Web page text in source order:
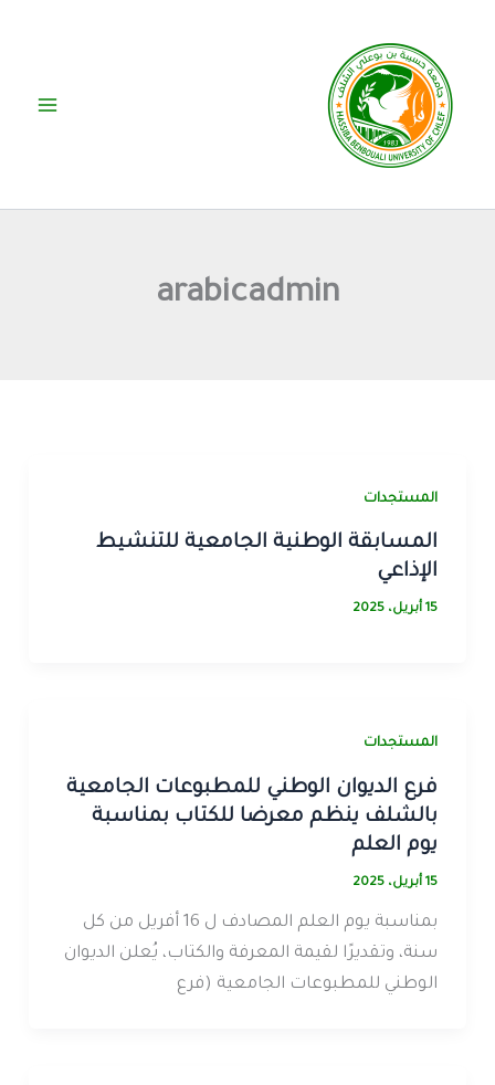
المحتوى
arabicadmin
المستجدات
المسابقة الوطنية الجامعية للتنشيط
الإذاعي
15 أبريل، 2025
المستجدات
فرع الديوان الوطني للمطبوعات الجامعية
بالشلف ينظم معرضا للكتاب بمناسبة
يوم العلم
15 أبريل، 2025
بمناسبة يوم العلم المصادف ل 16 أفريل من كل
سنة، وتقديرًا لقيمة المعرفة والكتاب، يُعلن الديوان
الوطني للمطبوعات الجامعية (فرع